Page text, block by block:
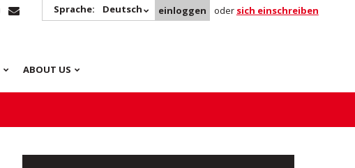
Sprache: Deutsch einloggen oder sich einschreiben
ABOUT US